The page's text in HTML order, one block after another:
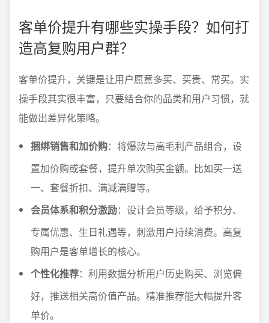
客单价提升有哪些实操手段？如何打
造高复购用户群？
客单价提升，关键是让用户愿意多买、买贵、常买。实
操手段其实很丰富，只要结合你的品类和用户习惯，就
能做出差异化策略。
捆绑销售和加价购：将爆款与高毛利产品组合，设
置加价购或套餐，提升单次购买金额。比如买一送
一、套餐折扣、满减满赠等。
会员体系和积分激励：设计会员等级，给予积分、
专属优惠、生日礼遇等，刺激用户持续消费。高复
购用户是客单增长的核心。
个性化推荐：利用数据分析用户历史购买、浏览偏
好，推送相关高价值产品。精准推荐能大幅提升客
单价。